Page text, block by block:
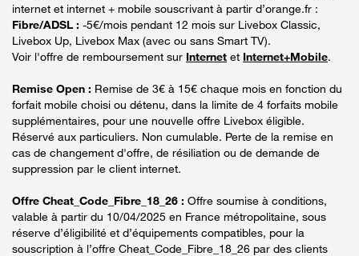
internet et internet + mobile souscrivant à partir d’orange.fr :
Fibre/ADSL : -5€/mois pendant 12 mois sur Livebox Classic,
Livebox Up, Livebox Max (avec ou sans Smart TV).
Voir l'offre de remboursement sur Internet et Internet+Mobile.
Remise Open : Remise de 3€ à 15€ chaque mois en fonction du
forfait mobile choisi ou détenu, dans la limite de 4 forfaits mobile
supplémentaires, pour une nouvelle offre Livebox éligible.
Réservé aux particuliers. Non cumulable. Perte de la remise en
cas de changement d'offre, de résiliation ou de demande de
suppression par le client internet.
Offre Cheat_Code_Fibre_18_26 : Offre soumise à conditions,
valable à partir du 10/04/2025 en France métropolitaine, sous
réserve d’éligibilité et d’équipements compatibles, pour la
souscription à l’offre Cheat_Code_Fibre_18_26 par des clients